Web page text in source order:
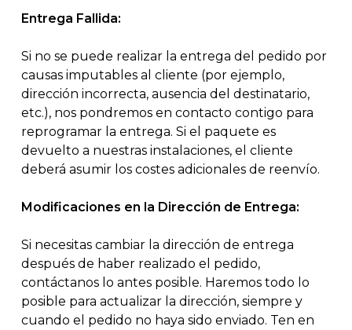
Entrega Fallida:
Si no se puede realizar la entrega del pedido por
causas imputables al cliente (por ejemplo,
dirección incorrecta, ausencia del destinatario,
etc.), nos pondremos en contacto contigo para
reprogramar la entrega. Si el paquete es
devuelto a nuestras instalaciones, el cliente
deberá asumir los costes adicionales de reenvío.
Modificaciones en la Dirección de Entrega:
Si necesitas cambiar la dirección de entrega
después de haber realizado el pedido,
contáctanos lo antes posible. Haremos todo lo
posible para actualizar la dirección, siempre y
cuando el pedido no haya sido enviado. Ten en